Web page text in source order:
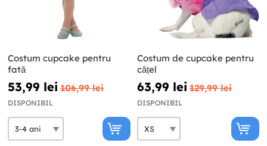
Costum cupcake pentru
fată
53,99 lei 106,99 lei
DISPONIBIL
Costum de cupcake pentru
cățel
63,99 lei 129,99 lei
DISPONIBIL